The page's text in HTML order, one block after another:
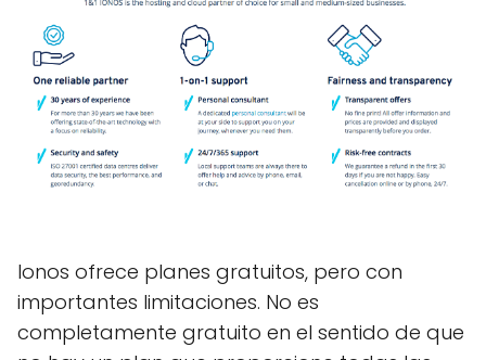
Ionos ofrece planes gratuitos, pero con
importantes limitaciones. No es
completamente gratuito en el sentido de que